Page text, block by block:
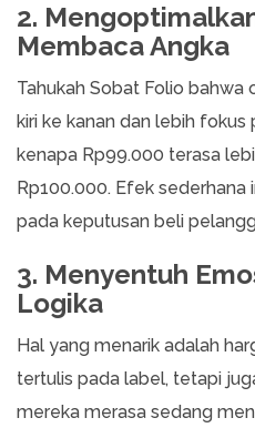
2.
Membaca Angka
Tahukah Sobat Folio bahwa
kiri ke kanan dan lebih
kenapa Rp99.000 terasa
Rp100.000. Efek sederhana
pada keputusan beli
3. Menyentuh
Logika
Hal yang menarik adalah
tertulis pada label, tetapi
mereka merasa sedang